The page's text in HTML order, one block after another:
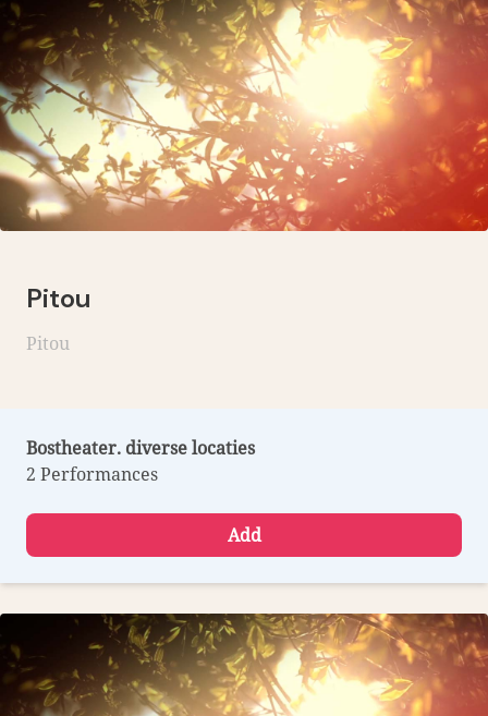
Pitou
Pitou
Bostheater. diverse locaties
2 Performances
Add